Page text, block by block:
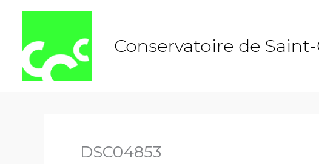
Conservatoire de
DSC04853